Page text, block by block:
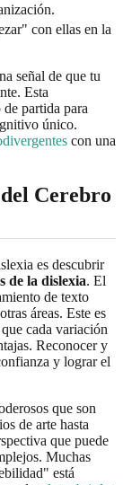
con ellas en la
señal de que tu
Esta
partida para
único.
con una
Cerebro
es descubrir
de la dislexia. El
de texto
áreas. Este es
cada variación
Reconocer y
y lograr el
que son
de arte hasta
que puede
Muchas
está